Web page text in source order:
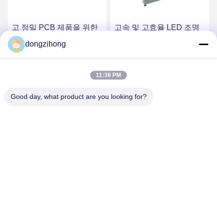
고 정밀 PCB 제품을 위한
기판 CCD 드릴링 기계
최고 가격 받기
고속 및 고효율 LED 조명
dongzihong
11:38 PM
Good day, what product are you looking for?